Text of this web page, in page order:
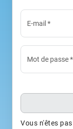
E-mail *
Mot de passe*
Vous n'êtes